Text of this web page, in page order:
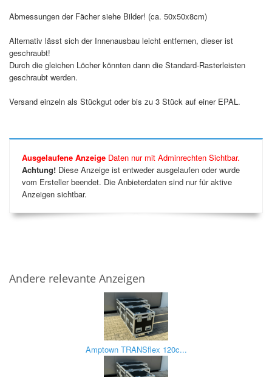
Abmessungen der Fächer siehe Bilder! (ca. 50x50x8cm)
Alternativ lässt sich der Innenausbau leicht entfernen, dieser ist
geschraubt!
Durch die gleichen Löcher könnten dann die Standard-Rasterleisten
geschraubt werden.
Versand einzeln als Stückgut oder bis zu 3 Stück auf einer EPAL.
Ausgelaufene Anzeige Daten nur mit Adminrechten Sichtbar.
Achtung! Diese Anzeige ist entweder ausgelaufen oder wurde
vom Ersteller beendet. Die Anbieterdaten sind nur für aktive
Anzeigen sichtbar.
Andere relevante Anzeigen
Amptown TRANSflex 120c...